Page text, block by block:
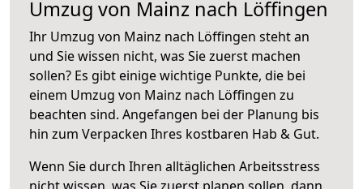
Umzug von Mainz nach Löffingen
Ihr Umzug von Mainz nach Löffingen steht an
und Sie wissen nicht, was Sie zuerst machen
sollen? Es gibt einige wichtige Punkte, die bei
einem Umzug von Mainz nach Löffingen zu
beachten sind. Angefangen bei der Planung bis
hin zum Verpacken Ihres kostbaren Hab & Gut.
Wenn Sie durch Ihren alltäglichen Arbeitsstress